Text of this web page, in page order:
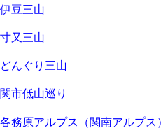
伊豆三山
寸又三山
どんぐり三山
関市低山巡り
各務原アルプス（関南アルプス）